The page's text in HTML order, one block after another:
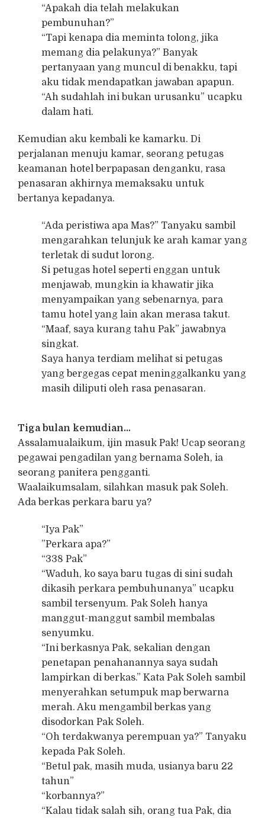
“Apakah dia telah melakukan
pembunuhan?”
“Tapi kenapa dia meminta tolong, jika
memang dia pelakunya?” Banyak
pertanyaan yang muncul di benakku, tapi
aku tidak mendapatkan jawaban apapun.
“Ah sudahlah ini bukan urusanku” ucapku
dalam hati.
Kemudian aku kembali ke kamarku. Di
perjalanan menuju kamar, seorang petugas
keamanan hotel berpapasan denganku, rasa
penasaran akhirnya memaksaku untuk
bertanya kepadanya.
“Ada peristiwa apa Mas?” Tanyaku sambil
mengarahkan telunjuk ke arah kamar yang
terletak di sudut lorong.
Si petugas hotel seperti enggan untuk
menjawab, mungkin ia khawatir jika
menyampaikan yang sebenarnya, para
tamu hotel yang lain akan merasa takut.
“Maaf, saya kurang tahu Pak” jawabnya
singkat.
Saya hanya terdiam melihat si petugas
yang bergegas cepat meninggalkanku yang
masih diliputi oleh rasa penasaran.
Tiga bulan kemudian…
Assalamualaikum, ijin masuk Pak! Ucap seorang
pegawai pengadilan yang bernama Soleh, ia
seorang panitera pengganti.
Waalaikumsalam, silahkan masuk pak Soleh.
Ada berkas perkara baru ya?
“Iya Pak”
”Perkara apa?”
“338 Pak”
“Waduh, ko saya baru tugas di sini sudah
dikasih perkara pembuhunanya” ucapku
sambil tersenyum. Pak Soleh hanya
manggut-manggut sambil membalas
senyumku.
“Ini berkasnya Pak, sekalian dengan
penetapan penahanannya saya sudah
lampirkan di berkas.” Kata Pak Soleh sambil
menyerahkan setumpuk map berwarna
merah. Aku mengambil berkas yang
disodorkan Pak Soleh.
“Oh terdakwanya perempuan ya?” Tanyaku
kepada Pak Soleh.
“Betul pak, masih muda, usianya baru 22
tahun”
“korbannya?”
“Kalau tidak salah sih, orang tua Pak, dia